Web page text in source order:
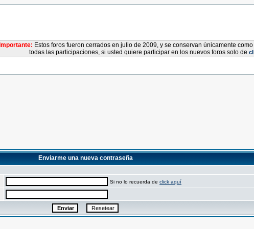
Importante: Estos foros fueron cerrados en julio de 2009, y se conservan únicamente
todas las participaciones, si usted quiere participar en los nuevos foros solo de
Enviarme una nueva contraseña
Si no lo recuerda de click aquí